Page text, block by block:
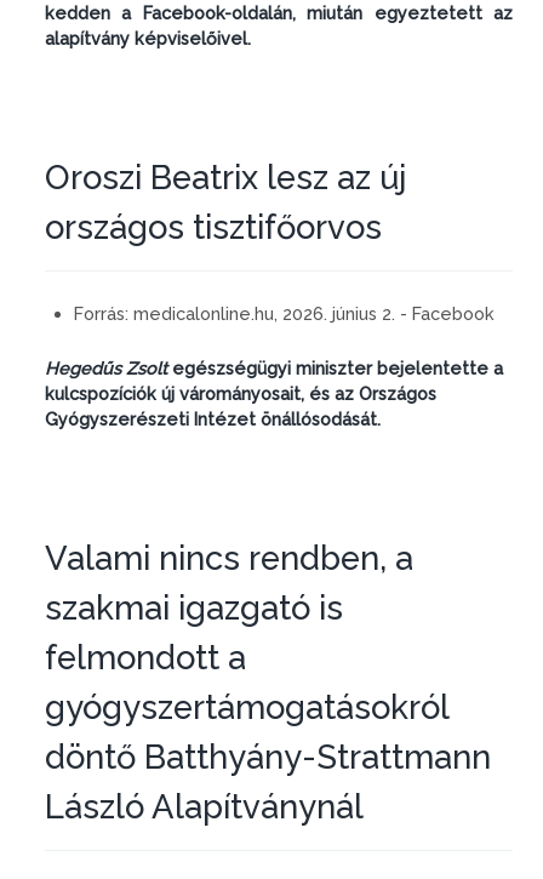
kedden a Facebook-oldalán, miután egyeztetett az
alapítvány képviselőivel.
Oroszi Beatrix lesz az új
országos tisztifőorvos
Forrás: medicalonline.hu, 2026. június 2. - Facebook
Hegedűs Zsoltegészségügyi miniszter bejelentette a
kulcspozíciók új várományosait, és az Országos
Gyógyszerészeti Intézet önállósodását.
Valami nincs rendben, a
szakmai igazgató is
felmondott a
gyógyszertámogatásokról
döntő Batthyány-Strattmann
László Alapítványnál